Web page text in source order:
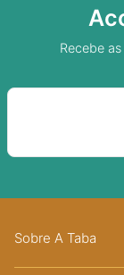
Recebe
Sobre A Taba